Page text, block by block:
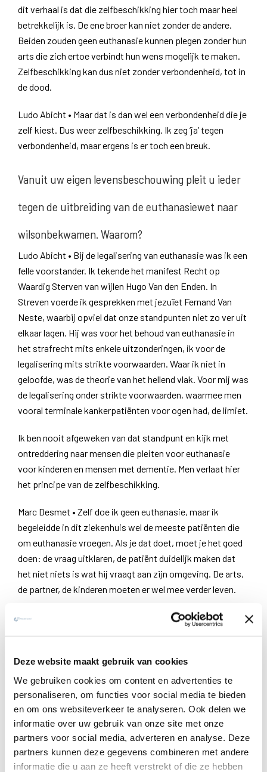
Deze website maakt gebruik van cookies
We gebruiken cookies om content en advertenties te
personaliseren, om functies voor social media te bieden
en om ons websiteverkeer te analyseren. Ook delen we
informatie over uw gebruik van onze site met onze
partners voor social media, adverteren en analyse. Deze
partners kunnen deze gegevens combineren met andere
informatie die u aan ze heeft verstrekt of die ze hebben
dit verhaal is dat die zelfbeschikking hier toch maar heel
betrekkelijk is. De ene broer kan niet zonder de andere.
Beiden zouden geen euthanasie kunnen plegen zonder hun
arts die zich ertoe verbindt hun wens mogelijk te maken.
Zelfbeschikking kan dus niet zonder verbondenheid, tot in
de dood.
Ludo Abicht • Maar dat is dan wel een verbondenheid die je
zelf kiest. Dus weer zelfbeschikking. Ik zeg ‘ja’ tegen
verbondenheid, maar ergens is er toch een breuk.
Vanuit uw eigen levensbeschouwing pleit u ieder
tegen de uitbreiding van de euthanasiewet naar
wilsonbekwamen. Waarom?
Ludo Abicht • Bij de legalisering van euthanasie was ik een
felle voorstander. Ik tekende het manifest Recht op
Waardig Sterven van wijlen Hugo Van den Enden. In
Streven voerde ik gesprekken met jezuïet Fernand Van
Neste, waarbij opviel dat onze standpunten niet zo ver uit
elkaar lagen. Hij was voor het behoud van euthanasie in
het strafrecht mits enkele uitzonderingen, ik voor de
legalisering mits strikte voorwaarden. Waar ik niet in
geloofde, was de theorie van het hellend vlak. Voor mij was
de legalisering onder strikte voorwaarden, waarmee men
vooral terminale kankerpatiënten voor ogen had, de limiet.
Ik ben nooit afgeweken van dat standpunt en kijk met
ontreddering naar mensen die pleiten voor euthanasie
voor kinderen en mensen met dementie. Men verlaat hier
het principe van de zelfbeschikking.
Marc Desmet • Zelf doe ik geen euthanasie, maar ik
begeleidde in dit ziekenhuis wel de meeste patiënten die
om euthanasie vroegen. Als je dat doet, moet je het goed
doen: de vraag uitklaren, de patiënt duidelijk maken dat
het niet niets is wat hij vraagt aan zijn omgeving. De arts,
de partner, de kinderen moeten er wel mee verder leven.
Onlangs werd een chronisch depressieve moeder met
onmenselijk om zo afscheid te moeten nemen. Zo komen
we terug op wat voor mij essentieel is in ons omgaan met
het levenseinde: de verbondenheid.
Als u me vraagt wat mijn spirituele drijfveer is om
euthanasie bij wilsonbekwamen – meestal gaat het dan
om dementerenden – af te keuren, dan moet ik misschien
eerlijk zeggen: „Ik weet het niet.” Er is een soort